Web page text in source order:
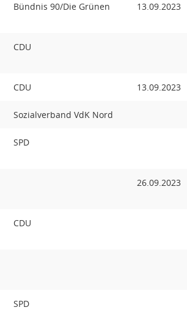
Bündnis 90/Die Grünen 13.09.2023
CDU
CDU 13.09.2023
Sozialverband VdK Nord
SPD
26.09.2023
CDU
SPD